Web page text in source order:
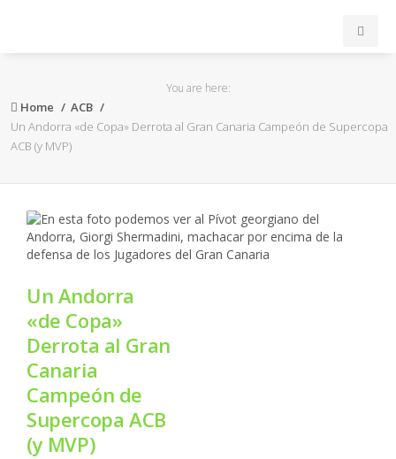
ACB
FEB
FIBA
FORMACIÓN
NBA
MULTIMEDIA
You are here:
Home
ACB
Un Andorra «de Copa» Derrota al Gran Canaria Campeón de Supercopa
ACB (y MVP)
Un Andorra
«de Copa»
Derrota al Gran
Canaria
Campeón de
Supercopa ACB
(y MVP)